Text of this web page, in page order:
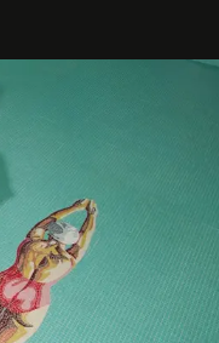
della moda.